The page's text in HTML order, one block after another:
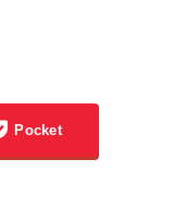
Pocket